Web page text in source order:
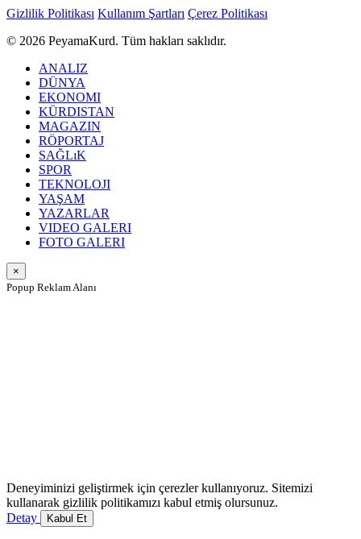
Gizlilik Politikası Kullanım Şartları Çerez Politikası
© 2026 PeyamaKurd. Tüm hakları saklıdır.
ANALIZ
DÜNYA
EKONOMI
KÜRDISTAN
MAGAZIN
RÖPORTAJ
SAĞLıK
SPOR
TEKNOLOJI
YAŞAM
YAZARLAR
VIDEO GALERI
FOTO GALERI
×
Popup Reklam Alanı
Deneyiminizi geliştirmek için çerezler kullanıyoruz. Sitemizi
kullanarak gizlilik politikamızı kabul etmiş olursunuz.
Detay
Kabul Et